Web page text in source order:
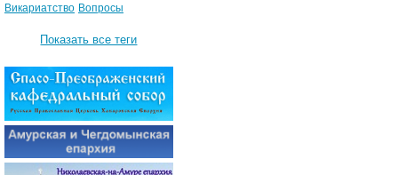
Викариатство Вопросы
Показать все теги